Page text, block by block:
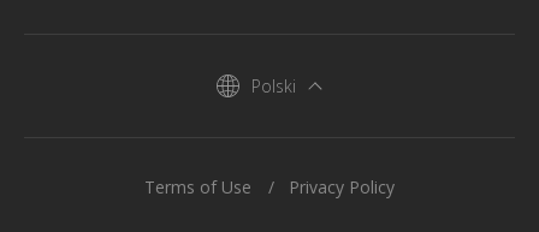
Polski
Terms of Use Privacy Policy